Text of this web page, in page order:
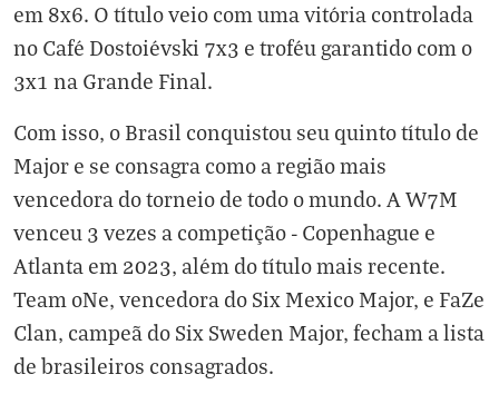
em 8x6. O título veio com uma vitória controlada
no Café Dostoiévski 7x3 e troféu garantido com o
3x1 na Grande Final.
Com isso, o Brasil conquistou seu quinto título de
Major e se consagra como a região mais
vencedora do torneio de todo o mundo. A W7M
venceu 3 vezes a competição - Copenhague e
Atlanta em 2023, além do título mais recente.
Team oNe, vencedora do Six Mexico Major, e FaZe
Clan, campeã do Six Sweden Major, fecham a lista
de brasileiros consagrados.